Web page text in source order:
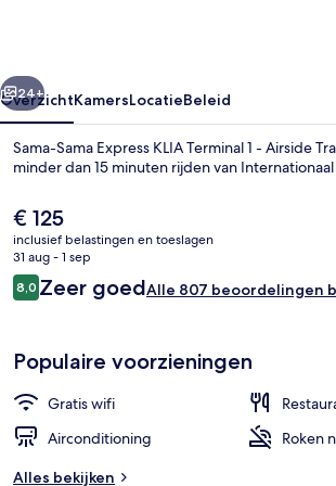
-
Airside
Transit
Volgende
24+
OverzichtKamersLocatieBeleid
Sama-Sama Express KLIA Terminal 1 - Airside
minder dan 15 minuten rijden van
De
huidige
prijs
is
€ 125
€ 125
inclusief belastingen en toeslagen
31 aug - 1 sep
Beoordelingen
8,08,0 op 10 –
Zeer goedAlle 807 beoordelingen
Populaire voorzieningen
Gratis wifi
Airconditioning
Roken
Alles bekijken